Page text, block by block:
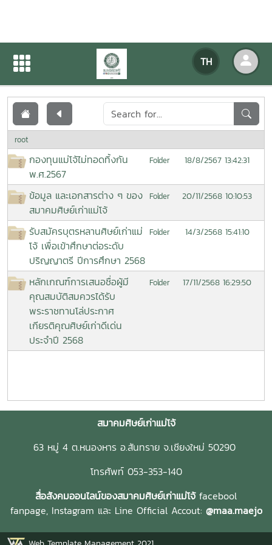
TH
เอกสารเผยแพร่
เอกสารเผยแพร่
root
กองทุนแม่โจ้ไม่ทอดทิ้งกัน
พ.ศ.2567
Folder 18/8/2567 13:42:31
ข้อมูล และเอกสารต่าง ๆ ของ
สมาคมศิษย์เก่าแม่โจ้
Folder 20/11/2568 10:10:53
รับสมัครบุตรหลานศิษย์เก่าแม่
โจ้ เพื่อเข้าศึกษาต่อระดับ
ปริญญาตรี ปีการศึกษา 2568
Folder 14/3/2568 15:41:10
หลักเกณฑ์การเสนอชื่อผู้มี
คุณสมบัติสมควรได้รับ
พระราชทานโล่ประกาศ
เกียรติคุณศิษย์เก่าดีเด่น
ประจำปี 2568
Folder 17/11/2568 16:29:50
สมาคมศิษย์เก่าแม่โจ้
63 หมู่ 4 ต.หนองหาร อ.สันทราย จ.เชียงใหม่ 50290
โทรศัพท์ 053-353-140
สื่อสังคมออนไลน์ของสมาคมศิษย์เก่าแม่โจ้ facebool
fanpage,Instagram และ Line Official Accout: @maa.maejo